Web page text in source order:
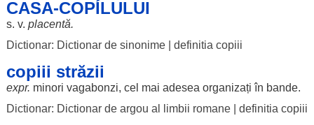
CASA-COPÍLULUI
s. v. placentă.
Dictionar: Dictionar de sinonime| definitia copiii
copiii străzii
expr. minori vagabonzi, cel mai adesea organizați în bande.
Dictionar: Dictionar de argou al limbii romane| definitia copiii